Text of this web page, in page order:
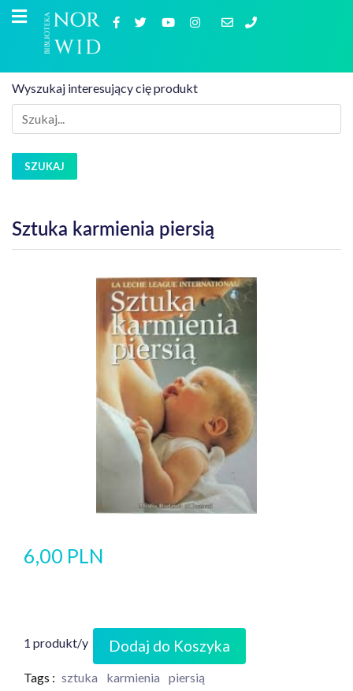
Wyszukaj interesujący cię produkt
SZUKAJ
Sztuka karmienia piersią
6,00 PLN
1 produkt/y Dodaj do Koszyka
Tags : sztuka karmienia piersią